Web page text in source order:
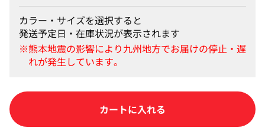
カラー・サイズを選択すると
発送予定日・在庫状況が表示されます
カートに入れる